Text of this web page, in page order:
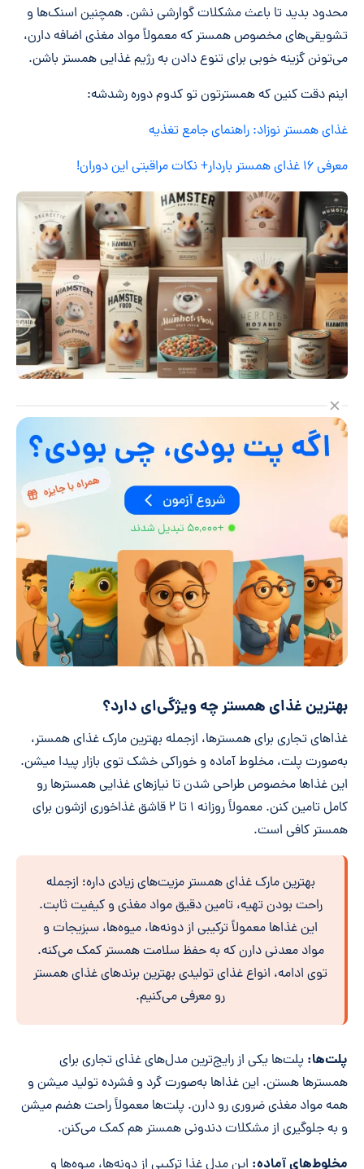
محدود بدید تا باعث مشکلات گوارشی نشن. همچنین اسنک‌ها و
تشویقی‌های مخصوص همستر که معمولاً مواد مغذی اضافه دارن،
می‌تونن گزینه خوبی برای تنوع دادن به رژیم غذایی همستر باشن.
اینم دقت کنین که همسترتون تو کدوم دوره رشدشه:
غذای همستر نوزاد: راهنمای جامع تغذیه
معرفی ۱۶ غذای همستر باردار+ نکات مراقبتی این دوران!
بهترین غذای همستر چه ویژگی‌ای دارد؟
غذاهای تجاری برای همسترها، ازجمله بهترین مارک غذای همستر،
به‌صورت پلت، مخلوط آماده و خوراکی خشک توی بازار پیدا میشن.
این غذاها مخصوص طراحی شدن تا نیازهای غذایی همسترها رو
کامل تامین کنن. معمولاً روزانه ۱ تا ۲ قاشق غذاخوری ازشون برای
همستر کافی است.
بهترین مارک غذای همستر مزیت‌های زیادی داره؛ ازجمله
راحت بودن تهیه، تامین دقیق مواد مغذی و کیفیت ثابت.
این غذاها معمولاً ترکیبی از دونه‌ها، میوه‌ها، سبزیجات و
مواد معدنی دارن که به حفظ سلامت همستر کمک می‌کنه.
توی ادامه، انواع غذای تولیدی بهترین برندهای غذای همستر
رو معرفی می‌کنیم.
پلت‌ها: پلت‌ها یکی از رایج‌ترین مدل‌های غذای تجاری برای
همسترها هستن. این غذاها به‌صورت گرد و فشرده تولید میشن و
همه مواد مغذی ضروری رو دارن. پلت‌ها معمولاً راحت هضم میشن
و به جلوگیری از مشکلات دندونی همستر هم کمک می‌کنن.
مخلوط‌های آماده: این مدل غذا ترکیبی از دونه‌ها، میوه‌ها و